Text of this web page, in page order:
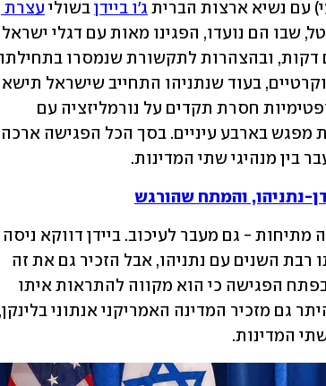
עם נשיא ארצות הברית ג'ו ביידן בשולי
בין מנהיגי שתי המדינות.
נתניהו, והמתח שהורגש
המדינות.